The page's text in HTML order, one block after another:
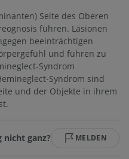
Seite des Oberen
führen. Läsionen
beeinträchtigen
und führen zu
Syndrom
Syndrom sind
und der Objekte in ihrem
nicht ganz? MELDEN